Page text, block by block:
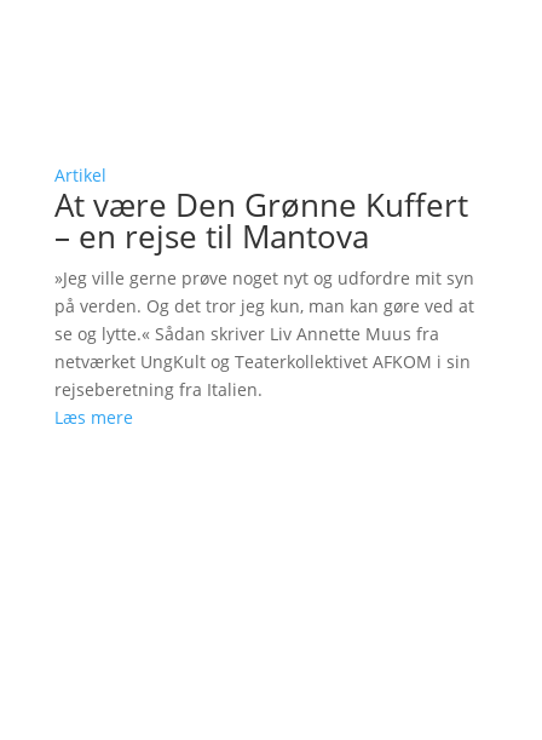
Artikel
At være Den Grønne Kuffert
– en rejse til Mantova
»Jeg ville gerne prøve noget nyt og udfordre mit syn
på verden. Og det tror jeg kun, man kan gøre ved at
se og lytte.« Sådan skriver Liv Annette Muus fra
netværket UngKult og Teaterkollektivet AFKOM i sin
rejseberetning fra Italien.
Læs mere